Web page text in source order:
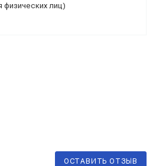
физических лиц)
ОСТАВИТЬ ОТЗЫВ